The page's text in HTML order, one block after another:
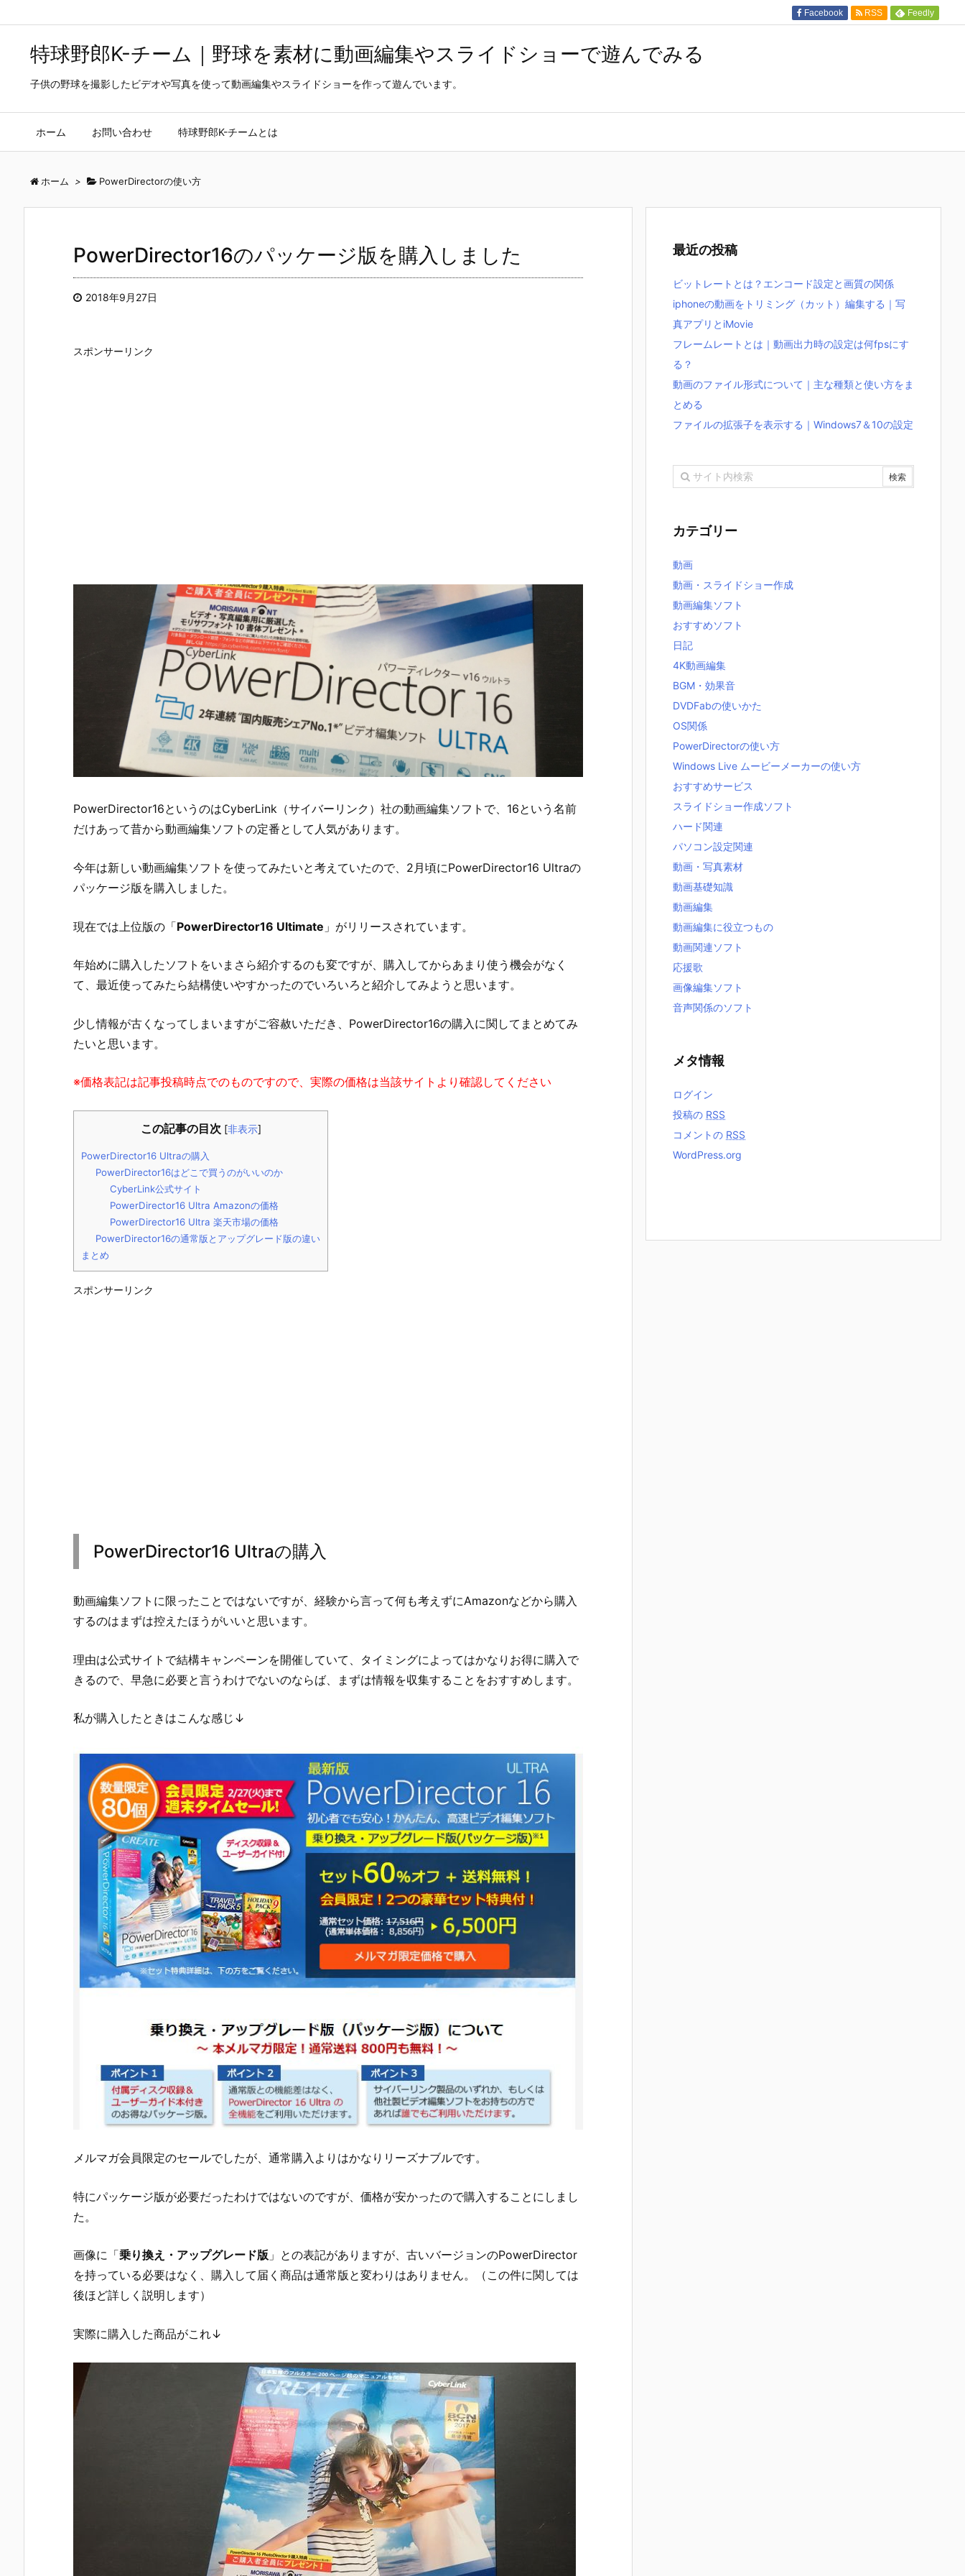
特球野郎K-チーム｜野球を素材に動画編集やスライドショーで遊んでみる
子供の野球を撮影したビデオや写真を使って動画編集やスライドショーを作って遊んでいます。
ホーム お問い合わせ 特球野郎K-チームとは
Facebook RSS Feedly
ホーム > PowerDirectorの使い方
PowerDirector16のパッケージ版を購入しました
2018年9月27日
スポンサーリンク
PowerDirector16というのはCyberLink（サイバーリンク）社の動画編集ソフトで、16という名前
だけあって昔から動画編集ソフトの定番として人気があります。
今年は新しい動画編集ソフトを使ってみたいと考えていたので、2月頃にPowerDirector16 Ultraの
パッケージ版を購入しました。
現在では上位版の「PowerDirector16 Ultimate 」がリリースされています。
年始めに購入したソフトをいまさら紹介するのも変ですが、購入してからあまり使う機会がなく
て、最近使ってみたら結構使いやすかったのでいろいろと紹介してみようと思います。
少し情報が古くなってしまいますがご容赦いただき、PowerDirector16の購入に関してまとめてみ
たいと思います。
※価格表記は記事投稿時点でのものですので、実際の価格は当該サイトより確認してください
この記事の目次 [非表示]
PowerDirector16 Ultraの購入
PowerDirector16はどこで買うのがいいのか
CyberLink公式サイト
PowerDirector16 Ultra Amazonの価格
PowerDirector16 Ultra 楽天市場の価格
PowerDirector16の通常版とアップグレード版の違い
まとめ
スポンサーリンク
PowerDirector16 Ultraの購入
動画編集ソフトに限ったことではないですが、経験から言って何も考えずにAmazonなどから購入
するのはまずは控えたほうがいいと思います。
理由は公式サイトで結構キャンペーンを開催していて、タイミングによってはかなりお得に購入で
きるので、早急に必要と言うわけでないのならば、まずは情報を収集することをおすすめします。
私が購入したときはこんな感じ↓
メルマガ会員限定のセールでしたが、通常購入よりはかなりリーズナブルです。
特にパッケージ版が必要だったわけではないのですが、価格が安かったので購入することにしまし
た。
画像に「乗り換え・アップグレード版 」との表記がありますが、古いバージョンのPowerDirector
を持っている必要はなく、購入して届く商品は通常版と変わりはありません。（この件に関しては
後ほど詳しく説明します）
実際に購入した商品がこれ↓
最近の投稿
ビットレートとは？エンコード設定と画質の関係
iphoneの動画をトリミング（カット）編集する｜写
真アプリとiMovie
フレームレートとは｜動画出力時の設定は何fpsにす
る？
動画のファイル形式について｜主な種類と使い方をま
とめる
ファイルの拡張子を表示する｜Windows7＆10の設定
カテゴリー
動画
動画・スライドショー作成
動画編集ソフト
おすすめソフト
日記
4K動画編集
BGM・効果音
DVDFabの使いかた
OS関係
PowerDirectorの使い方
Windows Live ムービーメーカーの使い方
おすすめサービス
スライドショー作成ソフト
ハード関連
パソコン設定関連
動画・写真素材
動画基礎知識
動画編集
動画編集に役立つもの
動画関連ソフト
応援歌
画像編集ソフト
音声関係のソフト
メタ情報
ログイン
投稿の RSS
コメントの RSS
WordPress.org